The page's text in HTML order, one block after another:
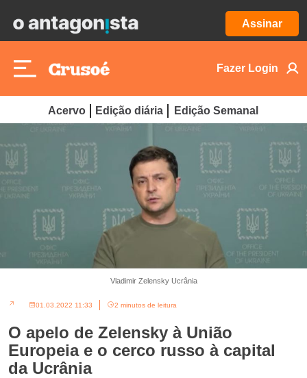
Assinar
Fazer Login
Acervo Edição diária Edição Semanal
Vladimir Zelensky Ucrânia
01.03.2022 11:33 2 minutos de leitura
O apelo de Zelensky à União
Europeia e o cerco russo à capital
da Ucrânia